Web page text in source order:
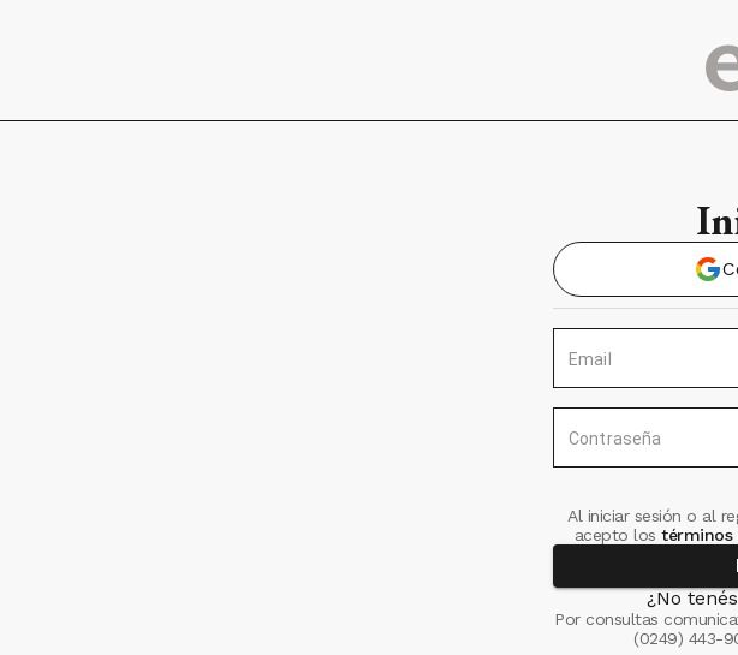
Email
Contraseña
Al iniciar sesión o al
acepto los términos
¿No
Por consultas
(0249) 443-